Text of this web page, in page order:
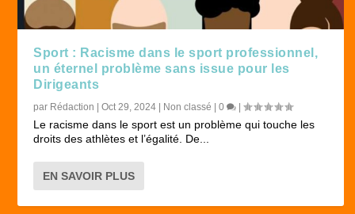
Sport : Racisme dans le sport professionnel,
un éternel problème sans issue pour les
Dirigeants
par Rédaction |Oct 29, 2024 Non classé |0 |
Le racisme dans le sport est un problème qui touche les
droits des athlètes et l’égalité. De...
EN SAVOIR PLUS